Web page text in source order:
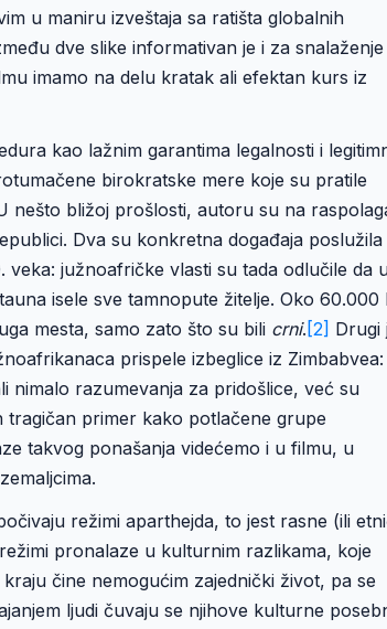
u maniru izveštaja sa ratišta globalnih
dve slike informativan je i za
imamo na delu kratak ali efektan kurs iz
kao lažnim garantima legalnosti i
birokratske mere koje su pratile
bližoj prošlosti, autoru su na
Dva su konkretna događaja poslužila
južnoafričke vlasti su tada odlučile da
isele sve tamnopute žitelje. Oko 60.000
mesta, samo zato što su bili crni. [2] Drugi
prispele izbeglice iz Zimbabvea:
nimalo razumevanja za pridošlice, već su
tragičan primer kako potlačene grupe
takvog ponašanja videćemo i u filmu, u
režimi aparthejda, to jest rasne (ili
pronalaze u kulturnim razlikama, koje
čine nemogućim zajednički život, pa se
ljudi čuvaju se njihove kulturne